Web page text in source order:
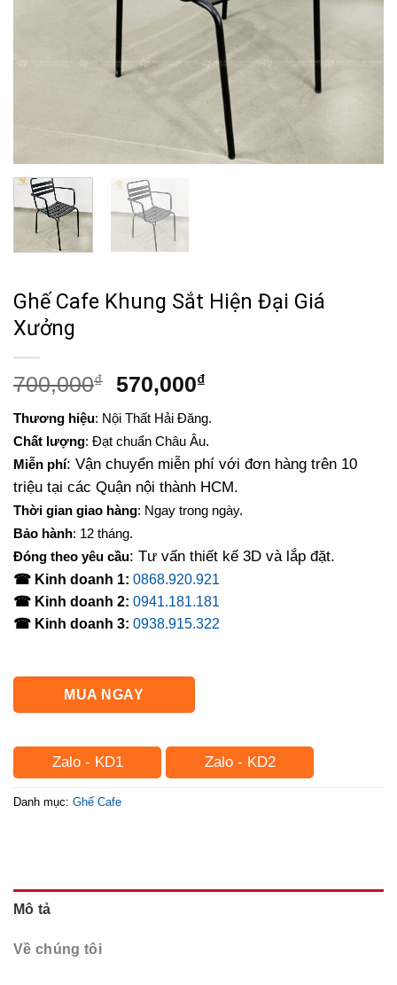
Ghế Cafe Khung Sắt Hiện Đại Giá
Xưởng
700,000₫
Giá
là:
700,000₫.
570,000₫Giá
tại
là:
570,000₫.
Thương hiệu: Nội Thất Hải Đăng.
Chất lượng: Đạt chuẩn Châu Âu.
Miễn phí: Vận chuyển miễn phí với đơn hàng trên 10
triệu tại các Quận nội thành HCM.
Thời gian giao hàng: Ngay trong ngày.
Bảo hành: 12 tháng.
Đóng theo yêu cầu: Tư vấn thiết kế 3D và lắp đặt.
☎ Kinh doanh 1: 0868.920.921
☎ Kinh doanh 2: 0941.181.181
☎ Kinh doanh 3: 0938.915.322
MUA NGAY
Zalo - KD1 Zalo - KD2
Danh mục: Ghế Cafe
Mô tả
Về chúng tôi